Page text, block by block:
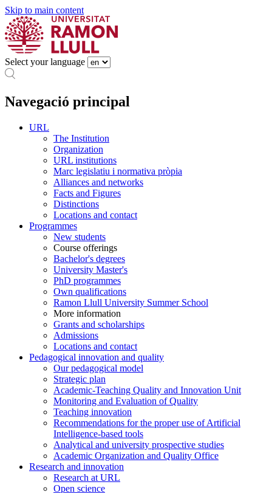
Skip to main content
Select your language
Navegació principal
URL
The Institution
Organization
URL institutions
Marc legislatiu i normativa pròpia
Alliances and networks
Facts and Figures
Distinctions
Locations and contact
Programmes
New students
Course offerings
Bachelor's degrees
University Master's
PhD programmes
Own qualifications
Ramon Llull University Summer School
More information
Grants and scholarships
Admissions
Locations and contact
Pedagogical innovation and quality
Our pedagogical model
Strategic plan
Academic-Teaching Quality and Innovation Unit
Monitoring and Evaluation of Quality
Teaching innovation
Recommendations for the proper use of Artificial
Intelligence-based tools
Analytical and university prospective studies
Academic Organization and Quality Office
Research and innovation
Research at URL
Open science